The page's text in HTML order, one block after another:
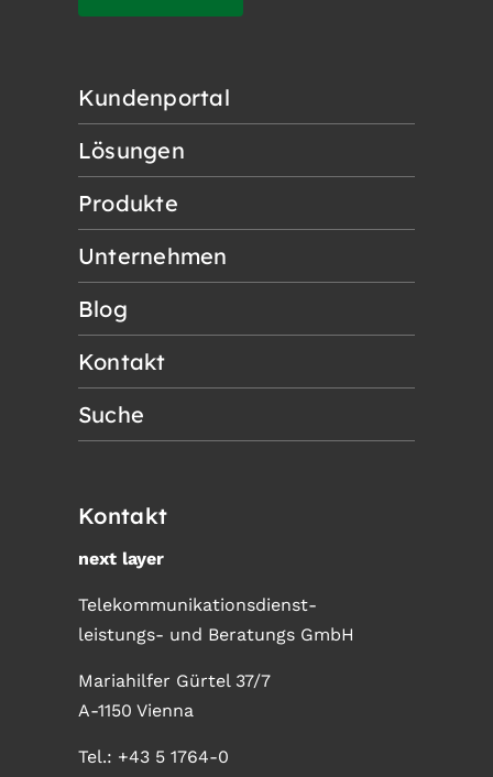
Kundenportal
Lösungen
Produkte
Unternehmen
Blog
Kontakt
Suche
Kontakt
next layer
Telekommunikationsdienst-
leistungs- und Beratungs GmbH
Mariahilfer Gürtel 37/7
A-1150 Vienna
Tel.: +43 5 1764-0